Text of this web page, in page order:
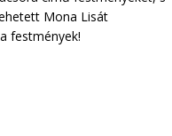
Mona Lisát
festmények!